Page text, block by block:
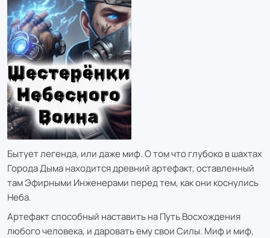
Бытует легенда, или даже миф. О том что глубоко в шахтах
Города Дыма находится древний артефакт, оставленный
там Эфирными Инженерами перед тем, как они коснулись
Неба.
Артефакт способный наставить на Путь Восхождения
любого человека, и даровать ему свои Силы. Миф и миф,